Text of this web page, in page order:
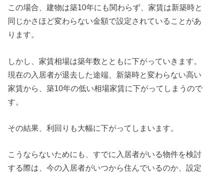
この場合、建物は築10年にも関わらず、家賃は新築時と
同じかさほど変わらない金額で設定されていることがあ
ります。
しかし、家賃相場は築年数とともに下がっていきます。
現在の入居者が退去した途端、新築時と変わらない高い
家賃から、築10年の低い相場家賃に下がってしまうので
す。
その結果、利回りも大幅に下がってしまいます。
こうならないためにも、すでに入居者がいる物件を検討
する際は、今の入居者がいつから住んでいるのか、設定